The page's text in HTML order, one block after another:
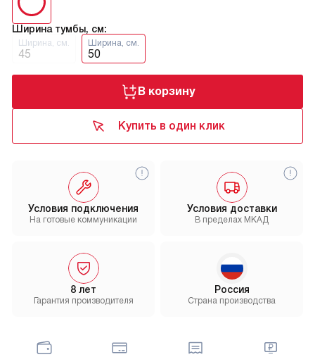
Ширина тумбы, см:
Ширина, см.
45
Ширина, см.
50
В корзину
Купить в один клик
Условия доставки
В пределах МКАД
8 лет
Гарантия производителя
Условия подключения
На готовые коммуникации
Россия
Страна производства